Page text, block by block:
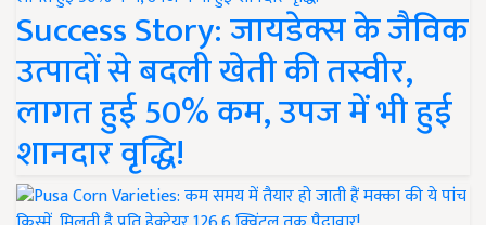
Success Story: जायडेक्स के जैविक
उत्पादों से बदली खेती की तस्वीर,
लागत हुई 50% कम, उपज में भी हुई
शानदार वृद्धि!